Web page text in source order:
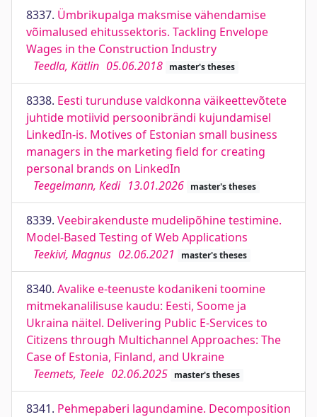
8337. Ümbrikupalga maksmise vähendamise
võimalused ehitussektoris. Tackling Envelope
Wages in the Construction Industry
Teedla, Kätlin 05.06.2018 master's theses
8338. Eesti turunduse valdkonna väikeettevõtete
juhtide motiivid persoonibrändi kujundamisel
LinkedIn-is. Motives of Estonian small business
managers in the marketing field for creating
personal brands on LinkedIn
Teegelmann, Kedi 13.01.2026 master's theses
8339. Veebirakenduste mudelipõhine testimine.
Model-Based Testing of Web Applications
Teekivi, Magnus 02.06.2021 master's theses
8340. Avalike e-teenuste kodanikeni toomine
mitmekanalilisuse kaudu: Eesti, Soome ja
Ukraina näitel. Delivering Public E-Services to
Citizens through Multichannel Approaches: The
Case of Estonia, Finland, and Ukraine
Teemets, Teele 02.06.2025 master's theses
8341. Pehmepaberi lagundamine. Decomposition